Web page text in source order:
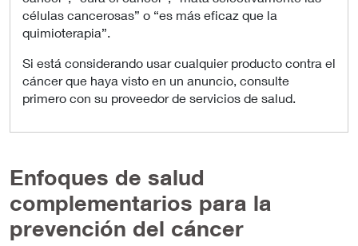
células cancerosas” o “es más eficaz que la
quimioterapia”.
Si está considerando usar cualquier producto contra el
cáncer que haya visto en un anuncio, consulte
primero con su proveedor de servicios de salud.
Enfoques de salud
complementarios para la
prevención del cáncer